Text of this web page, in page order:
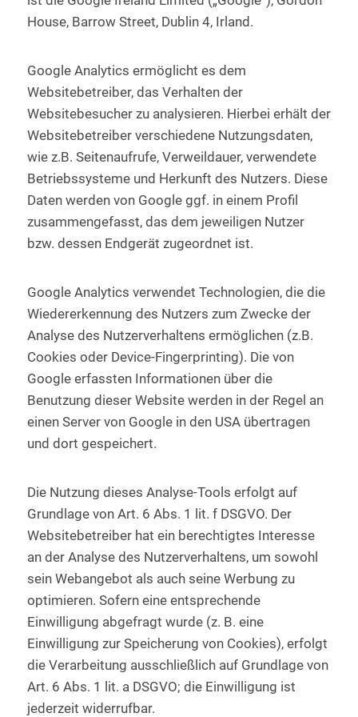
House, Barrow Street, Dublin 4, Irland.
Google Analytics ermöglicht es dem
Websitebetreiber, das Verhalten der
Websitebesucher zu analysieren. Hierbei erhält der
Websitebetreiber verschiedene Nutzungsdaten,
wie z.B. Seitenaufrufe, Verweildauer, verwendete
Betriebssysteme und Herkunft des Nutzers. Diese
Daten werden von Google ggf. in einem Profil
zusammengefasst, das dem jeweiligen Nutzer
bzw. dessen Endgerät zugeordnet ist.
Google Analytics verwendet Technologien, die die
Wiedererkennung des Nutzers zum Zwecke der
Analyse des Nutzerverhaltens ermöglichen (z.B.
Cookies oder Device-Fingerprinting). Die von
Google erfassten Informationen über die
Benutzung dieser Website werden in der Regel an
einen Server von Google in den USA übertragen
und dort gespeichert.
Die Nutzung dieses Analyse-Tools erfolgt auf
Grundlage von Art. 6 Abs. 1 lit. f DSGVO. Der
Websitebetreiber hat ein berechtigtes Interesse
an der Analyse des Nutzerverhaltens, um sowohl
sein Webangebot als auch seine Werbung zu
optimieren. Sofern eine entsprechende
Einwilligung abgefragt wurde (z. B. eine
Einwilligung zur Speicherung von Cookies), erfolgt
die Verarbeitung ausschließlich auf Grundlage von
Art. 6 Abs. 1 lit. a DSGVO; die Einwilligung ist
jederzeit widerrufbar.